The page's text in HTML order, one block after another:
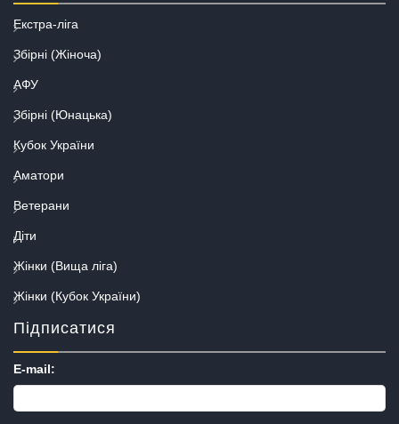
Екстра-ліга
Збірні (Жіноча)
АФУ
Збірні (Юнацька)
Кубок України
Аматори
Ветерани
Діти
Жінки (Вища ліга)
Жінки (Кубок України)
Підписатися
E-mail: